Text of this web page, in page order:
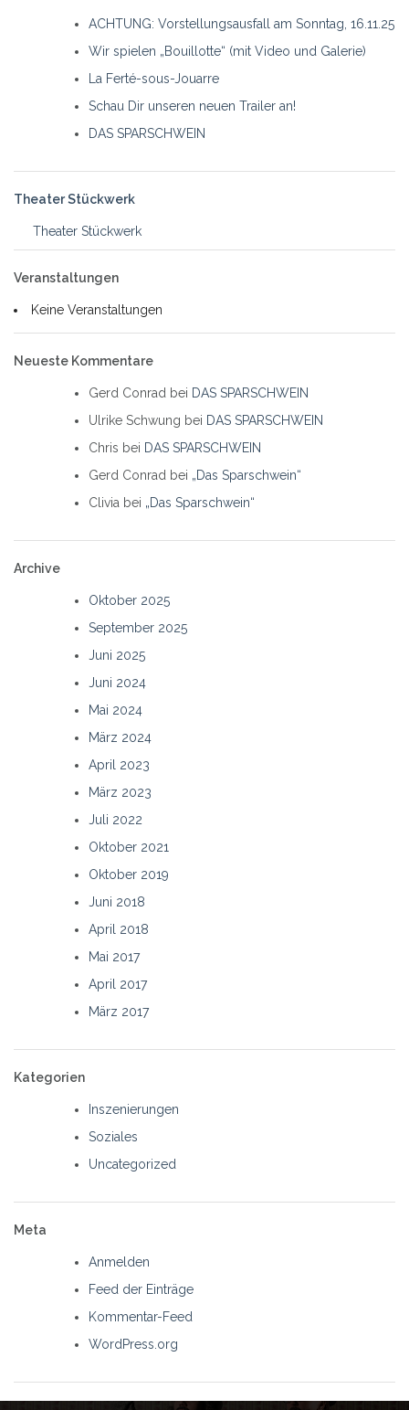
ACHTUNG: Vorstellungsausfall am Sonntag, 16.11.25
Wir spielen „Bouillotte“ (mit Video und Galerie)
La Ferté-sous-Jouarre
Schau Dir unseren neuen Trailer an!
DAS SPARSCHWEIN
Theater Stückwerk
Theater Stückwerk
Veranstaltungen
Keine Veranstaltungen
Neueste Kommentare
Gerd Conrad bei DAS SPARSCHWEIN
Ulrike Schwung bei DAS SPARSCHWEIN
Chris bei DAS SPARSCHWEIN
Gerd Conrad bei „Das Sparschwein“
Clivia bei „Das Sparschwein“
Archive
Oktober 2025
September 2025
Juni 2025
Juni 2024
Mai 2024
März 2024
April 2023
März 2023
Juli 2022
Oktober 2021
Oktober 2019
Juni 2018
April 2018
Mai 2017
April 2017
März 2017
Kategorien
Inszenierungen
Soziales
Uncategorized
Meta
Anmelden
Feed der Einträge
Kommentar-Feed
WordPress.org